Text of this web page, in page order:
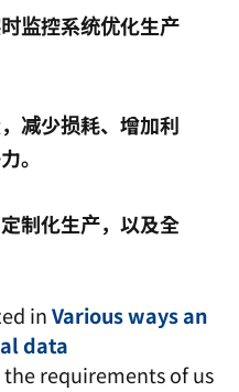
监控系统优化生产
减少损耗、增加利
。
制化生产，以及全
inVarious ways an
data
requirements of us